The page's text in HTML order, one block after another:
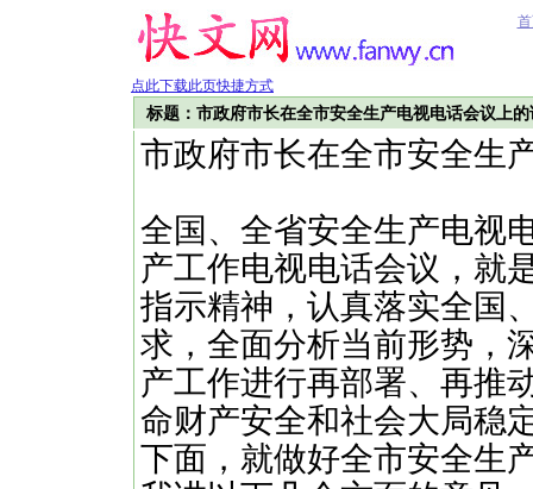
点此下载此页快捷方式
标题：市政府市长在全市安全生产电视电话会议上的
市政府市长在全市安全生
全国、全省安全生产电视
产工作电视电话会议，就
指示精神，认真落实全国
求，全面分析当前形势，
产工作进行再部署、再推
命财产安全和社会大局稳
下面，就做好全市安全生